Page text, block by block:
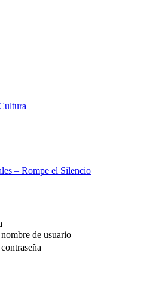
– Rompe el Silencio
de usuario